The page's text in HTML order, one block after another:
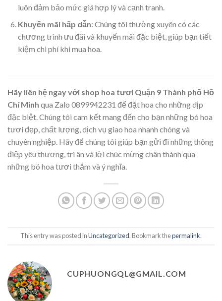
luôn đảm bảo mức giá hợp lý và cạnh tranh.
Khuyến mãi hấp dẫn: Chúng tôi thường xuyên có các
chương trình ưu đãi và khuyến mãi đặc biệt, giúp bạn tiết
kiệm chi phí khi mua hoa.
Hãy liên hệ ngay với shop hoa tươi Quận 9 Thành phố Hồ
Chí Minh qua Zalo 0899942231 để đặt hoa cho những dịp
đặc biệt. Chúng tôi cam kết mang đến cho bạn những bó hoa
tươi đẹp, chất lượng, dịch vụ giao hoa nhanh chóng và
chuyên nghiệp. Hãy để chúng tôi giúp bạn gửi đi những thông
điệp yêu thương, tri ân và lời chúc mừng chân thành qua
những bó hoa tươi thắm và ý nghĩa.
This entry was posted inUncategorized. Bookmark thepermalink.
CUPHUONGQL@GMAIL.COM